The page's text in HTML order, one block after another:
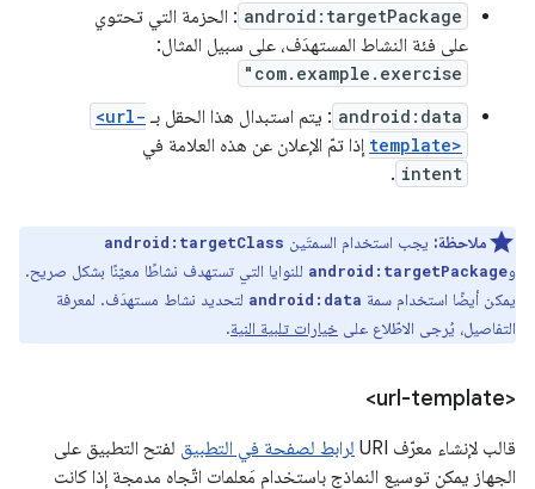
android:targetPackage : الحزمة التي تحتوي
على فئة النشاط المستهدَف، على سبيل المثال:
"com.example.exercise
android:data : يتم استبدال هذا الحقل بـ <url-
template> إذا تمّ الإعلان عن هذه العلامة في
intent
.
ملاحظة: يجب استخدام السمتَين android:targetClass
وandroid:targetPackage للنوايا التي تستهدف نشاطًا معيّنًا بشكل صريح.
يمكن أيضًا استخدام سمة android:data لتحديد نشاط مستهدَف. لمعرفة
التفاصيل، يُرجى الاطّلاع على خيارات تلبية النية.
<url-template>
قالب لإنشاء معرّف URI لرابط لصفحة في التطبيق لفتح التطبيق على
الجهاز يمكن توسيع النماذج باستخدام مَعلمات اتّجاه مدمجة إذا كانت